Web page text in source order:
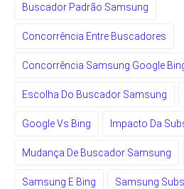
Buscador Padrão Samsung
Concorrência Entre Buscadores
Concorrência Samsung Google
Escolha Do Buscador Samsung
Google Vs Bing Impacto Da
Mudança De Buscador Samsung
Samsung E Bing Samsung